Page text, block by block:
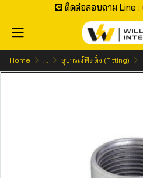
ติดต่อสอบถาม Line
Home ... อุปกรณ์ฟิตติ้ง (Fitting)